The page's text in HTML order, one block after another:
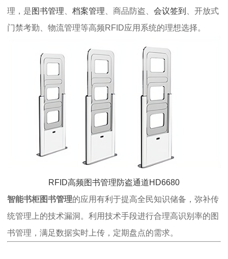
理，是图书管理 档案管理 、商品防盗、 会议签到
、开放式
门禁考勤、物流管理等高频RFID应用系统的理想选择。
RFID高频图书管理防盗通道HD6680
智能书柜图书管理的应用有利于提高全民知识储备，弥补传
统管理上的技术漏洞。利用技术手段进行合理高识别率的图
书管理，满足数据实时上传，定期盘点的需求。